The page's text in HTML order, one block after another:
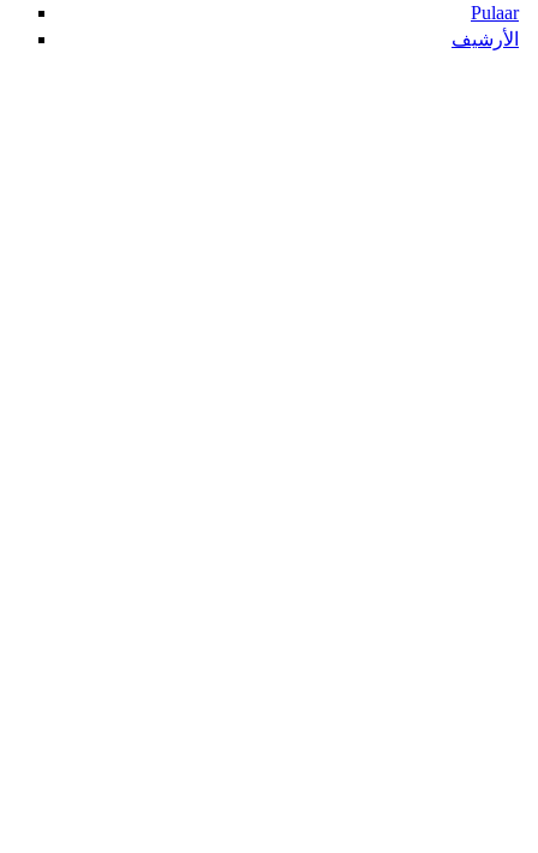
Pulaar
الأرشيف